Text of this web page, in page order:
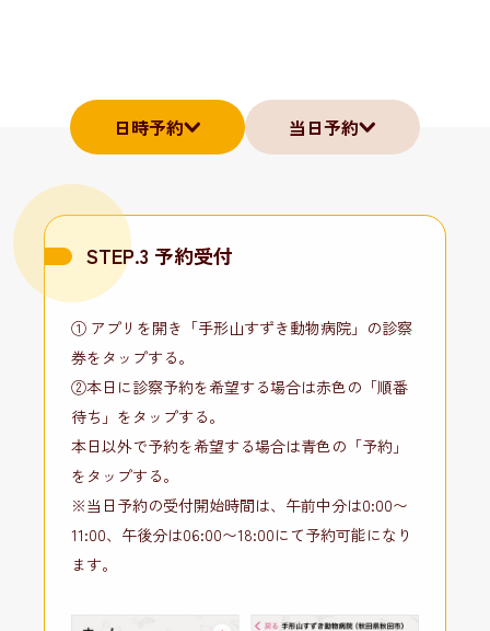
日時予約 当日予約
STEP.3 予約受付
① アプリを開き「手形山すずき動物病院」の診察
券をタップする。
②本日に診察予約を希望する場合は赤色の「順番
待ち」をタップする。
本日以外で予約を希望する場合は青色の「予約」
をタップする。
※当日予約の受付開始時間は、午前中分は0:00〜
11:00、午後分は06:00〜18:00にて予約可能になり
ます。